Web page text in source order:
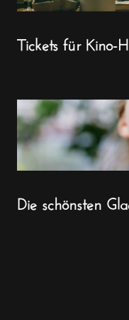
Tickets für Kino-
Die schönsten